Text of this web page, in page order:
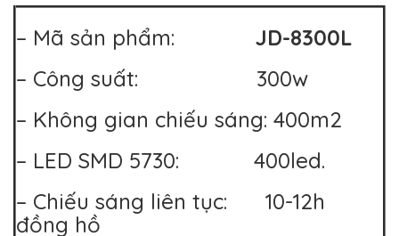
– Mã sản phẩm: JD-8300L
– Công suất: 300w
– Không gian chiếu sáng: 400m2
– LED SMD 5730: 400led.
– Chiếu sáng liên tục: 10-12h
đồng hồ